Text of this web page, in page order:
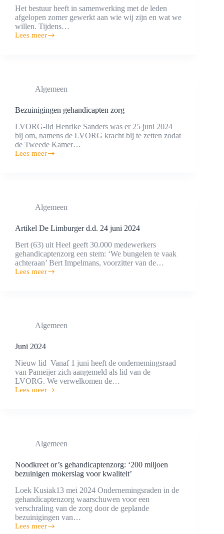
Het bestuur heeft in samenwerking met de leden
afgelopen zomer gewerkt aan wie wij zijn en wat we
willen. Tijdens…
Lees meer
Statement
Algemeen
Bezuinigingen gehandicapten zorg
LVORG-lid Henrike Sanders was er 25 juni 2024
bij om, namens de LVORG kracht bij te zetten zodat
de Tweede Kamer…
Lees meer
Bezuinigingen
Algemeen
Artikel De Limburger d.d. 24 juni 2024
Bert (63) uit Heel geeft 30.000 medewerkers
gehandicaptenzorg een stem: ‘We bungelen te vaak
achteraan’ Bert Impelmans, voorzitter van de…
Lees meer
Artikel
Algemeen
Juni 2024
Nieuw lid Vanaf 1 juni heeft de ondernemingsraad
van Pameijer zich aangemeld als lid van de
LVORG. We verwelkomen de…
Lees meer
Juni
Algemeen
Noodkreet or’s gehandicaptenzorg: ‘200 miljoen
bezuinigen mokerslag voor kwaliteit’
Loek Kusiak13 mei 2024 Ondernemingsraden in de
gehandicaptenzorg waarschuwen voor een
verschraling van de zorg door de geplande
bezuinigingen van…
Lees meer
Noodkreet